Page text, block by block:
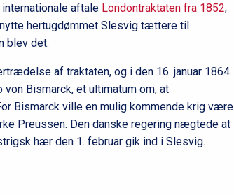
aftale Londontraktaten fra 1852,
hertugdømmet Slesvig tættere til
blev det.
af traktaten, og i den 16. januar 1864
Bismarck, et ultimatum om, at
Bismarck ville en mulig kommende krig være
Preussen. Den danske regering nægtede at
hær den 1. februar gik ind i Slesvig.